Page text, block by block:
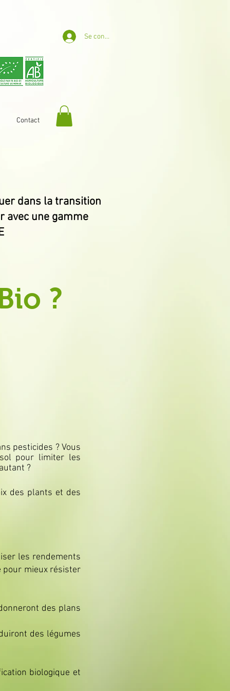
Contact
Se connecter
dans la transition
avec une gamme
?
pesticides ? Vous
pour limiter les
?
des plants et des
les rendements
pour mieux résister
des plans
des légumes
biologique et